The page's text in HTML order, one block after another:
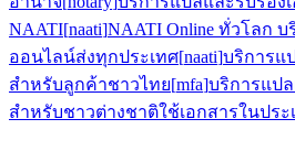
NAATI[naati]NAATI Online ทั่วโลก
ออนไลน์ส่งทุกประเทศ[naati]บริการแ
สำหรับลูกค้าชาวไทย[mfa]บริการแป
สำหรับชาวต่างชาติใช้เอกสารในประ